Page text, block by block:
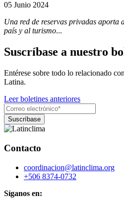
05 Junio 2024
Una red de reservas privadas aporta
país y al turismo...
Suscríbase a nuestro
Entérese sobre todo lo relacionado
Latina.
Leer boletines anteriores
Contacto
coordinacion@latinclima.org
+506 8374-0732
Síganos en: